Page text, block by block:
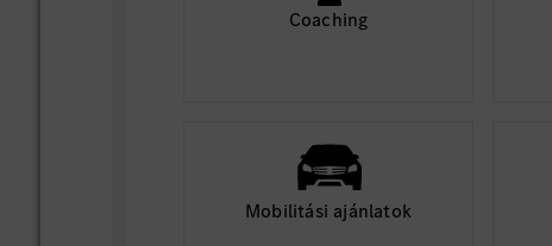
Coaching
Mobilitási ajánlatok